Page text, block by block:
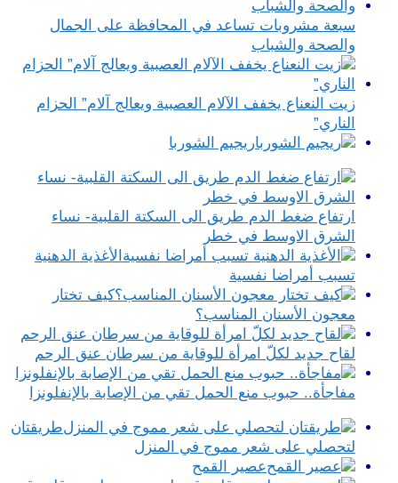
سبعة مشروبات تساعد في المحافظة على الجمال
والصحة والشباب
زيت النعناع يخفف الآلام العصبية ويعالج آلام” الحزام
الناري”
ريجيم الشوربا
ارتفاع ضغط الدم طريق الى السكتة القلبية- نساء
الشرق الاوسط في خطر
الأغذية الدهنية
تسبب أمراضا نفسية
كيف تختار
معجون الأسنان المناسب؟
لقاح جديد لكلّ امرأة للوقاية من سرطان عنق الرحم
مفاجأة.. حبوب منع الحمل تقي من الإصابة بالإنفلونزا
طريقتان
لتحصلي على شعر مموج في المنزل
عصير القمح